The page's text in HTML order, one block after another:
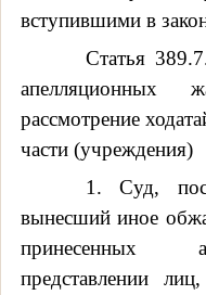
вступившими в
Статья
апелляционных
рассмотрение
части (учреждения)
1. Суд,
вынесший иное
принесенных
представлении